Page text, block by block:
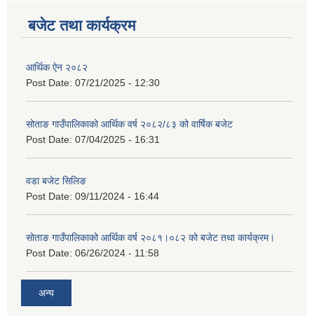
बजेट तथा कार्यक्रम
आर्थिक ऐन २०८२
Post Date: 07/21/2025 - 12:30
सोताङ गाउँपालिकाको आर्थिक वर्ष २०८२/८३ को वार्षिक बजेट
Post Date: 07/04/2025 - 16:31
वडा बजेट सिलिङ
Post Date: 09/11/2024 - 16:44
सोताङ गाउँपालिकाको आर्थिक वर्ष २०८१।०८२ को बजेट तथा कार्यक्रम।
Post Date: 06/26/2024 - 11:58
अन्य